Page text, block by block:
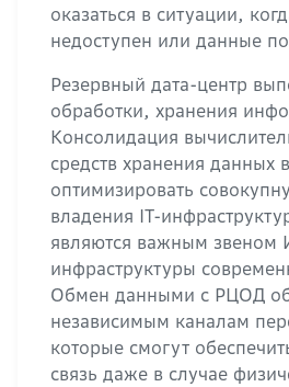
оказаться в ситуации,
недоступен или данные
Резервный дата-центр
обработки, хранения
Консолидация
средств хранения данных
оптимизировать
владения IT-
являются важным звеном
инфраструктуры
Обмен данными с РЦОД
независимым каналам
которые смогут
связь даже в случае